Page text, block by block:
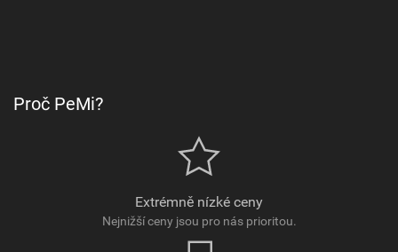
Proč PeMi?
Extrémně nízké ceny
Nejnižší ceny jsou pro nás prioritou.